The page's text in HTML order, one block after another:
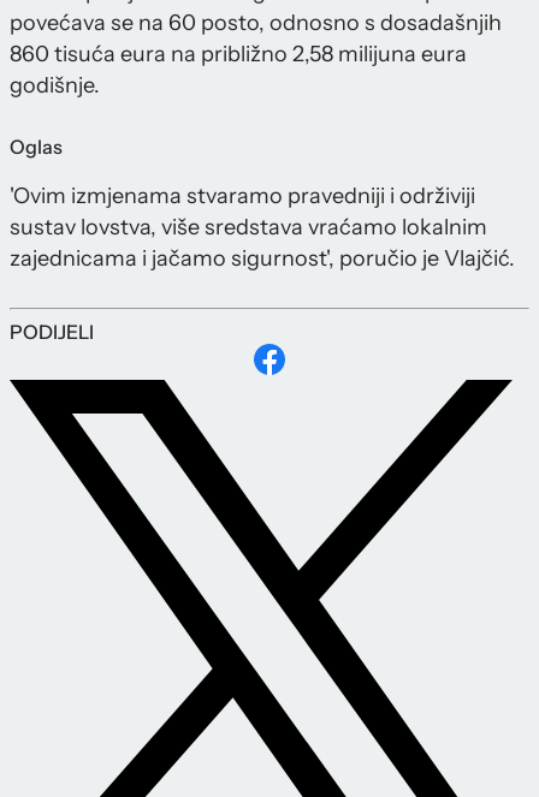
povećava se na 60 posto, odnosno s dosadašnjih
860 tisuća eura na približno 2,58 milijuna eura
godišnje.
Oglas
'Ovim izmjenama stvaramo pravedniji i održiviji
sustav lovstva, više sredstava vraćamo lokalnim
zajednicama i jačamo sigurnost', poručio je Vlajčić.
PODIJELI